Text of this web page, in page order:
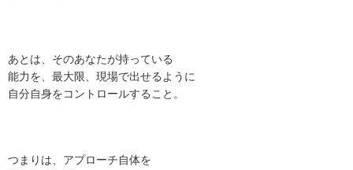
あとは、そのあなたが持っている
能力を、最大限、現場で出せるように
自分自身をコントロールすること。
つまりは、アプローチ自体を